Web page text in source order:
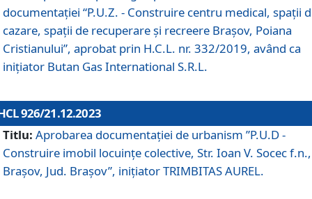
documentaţiei “P.U.Z. - Construire centru medical, spații
cazare, spații de recuperare și recreere Brașov, Poiana
Cristianului”, aprobat prin H.C.L. nr. 332/2019, având ca
inițiator Butan Gas International S.R.L.
926/21.12.2023
Titlu: Aprobarea documentaţiei de urbanism ”P.U.D -
Construire imobil locuințe colective, Str. Ioan V. Socec f.n.,
Brașov, Jud. Brașov”, inițiator TRIMBITAS AUREL.